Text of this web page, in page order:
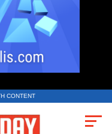
CONTENT